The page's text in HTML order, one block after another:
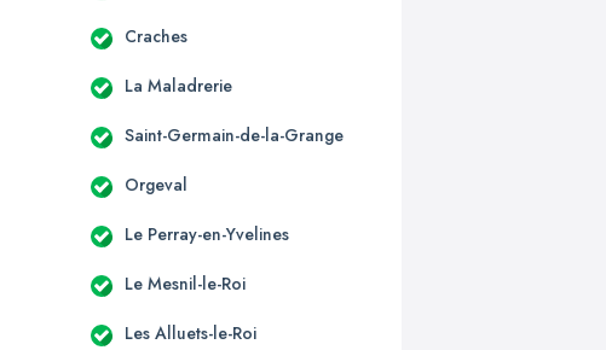
Craches
La Maladrerie
Saint-Germain-de-la-Grange
Orgeval
Le Perray-en-Yvelines
Le Mesnil-le-Roi
Les Alluets-le-Roi